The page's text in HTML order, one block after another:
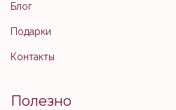
Блог
Подарки
Контакты
Полезно